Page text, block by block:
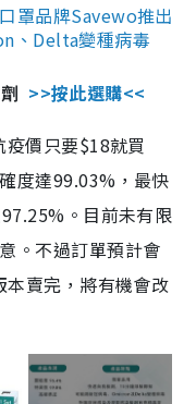
罩品牌Savewo推出
、Delta變種病毒
>>按此選購<<
價只要$18就買
度達99.03%，最快
。目前未有限
。不過訂單預計會
賣完，將有機會改